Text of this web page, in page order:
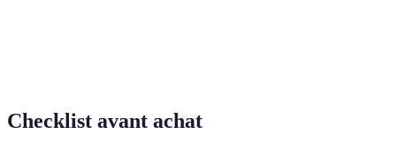
Checklist avant achat